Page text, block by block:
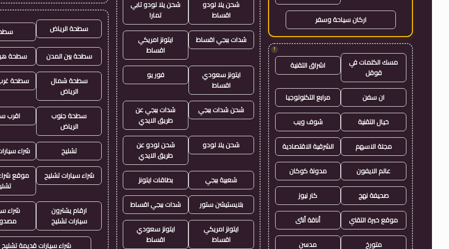
اركان سياحة وسفر
!
مسك الكلمات في
قوقل
اشراق التقنية
ان سفن مرابع التكنولوجيا
خيال التقنية شوف ويب
مجلة الاسهم الشرقية الاقتصادية
عالم الايفون مدونة كوكان
صحيفة نهج كار نيوز
موقع خبرة التقني أناقة أنثى
متورخ مدسن
شحن يلا لودو
اقساط
شحن يلا لودو تابي
تمارا
شدات ببجي اقساط
ايتونز امريكي
اقساط
ايتونز سعودي
اقساط
فور يو
شحن شدات ببجي
شدات ببجي عن
طريق الايدي
شحن يلا لودو
شحن لودو عن
طريق الايدي
شعبية ببجي بطاقات ايتونز
بلايستيشن ستور شدات ببجي اقساط
ايتونز امريكي
اقساط
ايتونز سعودي
اقساط
سطحة الرياض
سطحة بين المدن سطحة
سطحة شمال
الرياض
سطحة
سطحة جنوب
الرياض
اقرب
تشليح شراء
شراء سيارات تشليح
موقع
ارقام يشترون
سيارات تشليح
شراء
شراء سيارات قديمة تشليح